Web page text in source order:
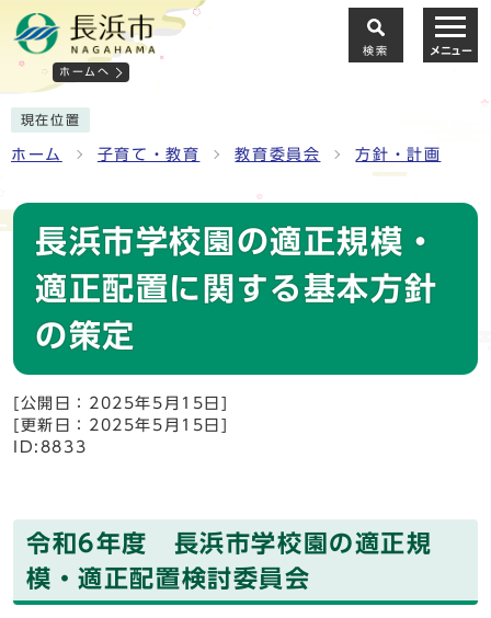
ホームへ
検索 メニュー
現在位置
ホーム 子育て・教育 教育委員会 方針・計画
長浜市学校園の適正規模・
適正配置に関する基本方針
の策定
[公開日：2025年5月15日]
[更新日：2025年5月15日]
ID:8833
令和6年度 長浜市学校園の適正規
模・適正配置検討委員会